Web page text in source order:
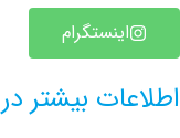
بیشتر در